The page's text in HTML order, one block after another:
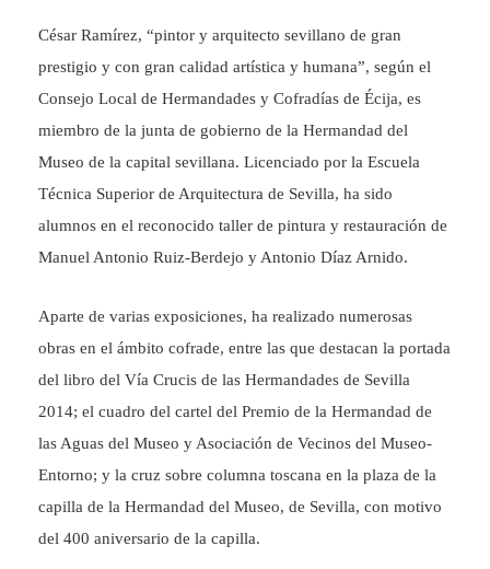
César Ramírez, “pintor y arquitecto sevillano de gran
prestigio y con gran calidad artística y humana”, según el
Consejo Local de Hermandades y Cofradías de Écija, es
miembro de la junta de gobierno de la Hermandad del
Museo de la capital sevillana. Licenciado por la Escuela
Técnica Superior de Arquitectura de Sevilla, ha sido
alumnos en el reconocido taller de pintura y restauración de
Manuel Antonio Ruiz-Berdejo y Antonio Díaz Arnido.
Aparte de varias exposiciones, ha realizado numerosas
obras en el ámbito cofrade, entre las que destacan la portada
del libro del Vía Crucis de las Hermandades de Sevilla
2014; el cuadro del cartel del Premio de la Hermandad de
las Aguas del Museo y Asociación de Vecinos del Museo-
Entorno; y la cruz sobre columna toscana en la plaza de la
capilla de la Hermandad del Museo, de Sevilla, con motivo
del 400 aniversario de la capilla.